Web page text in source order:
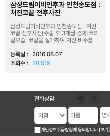
삼성드림이비인후과 인천송도점 :
처진코끝 전후사진
삼성드림이비인후과 인천송도점 : 처진
코끝 전후사진[수술 후 3개월 경과]코의
겉모습: 코밑을 절개하여 처진 비주를
등록일 : 2016.08.07
조회수 : 28,519
전화상담
개인정보취급방침에 동의합니다. [보기]
전화상담
개인정보취급방침에 동의합니다. [보기]